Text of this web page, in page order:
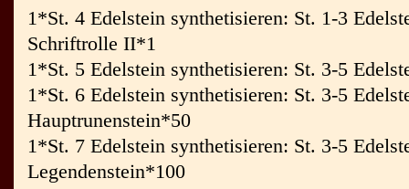
1*St. 4 Edelstein synthetisieren: St. 1-3
Schriftrolle II*1
1*St. 5 Edelstein synthetisieren: St. 3-5
1*St. 6 Edelstein synthetisieren: St. 3-5
Hauptrunenstein*50
1*St. 7 Edelstein synthetisieren: St. 3-5
Legendenstein*100